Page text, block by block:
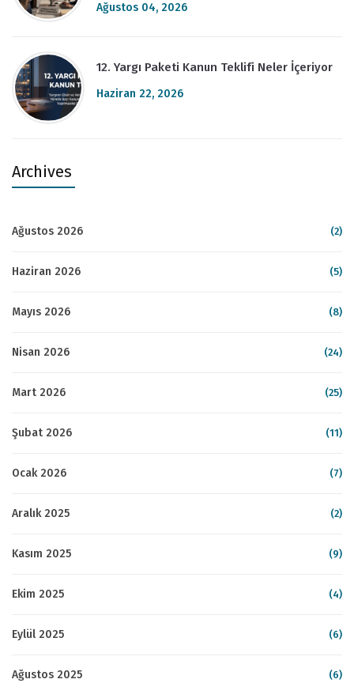
Ağustos 04, 2026
12. Yargı Paketi Kanun Teklifi Neler İçeriyor
Haziran 22, 2026
Archives
Ağustos 2026 (2)
Haziran 2026 (5)
Mayıs 2026 (8)
Nisan 2026 (24)
Mart 2026 (25)
Şubat 2026 (11)
Ocak 2026 (7)
Aralık 2025 (2)
Kasım 2025 (9)
Ekim 2025 (4)
Eylül 2025 (6)
Ağustos 2025 (6)